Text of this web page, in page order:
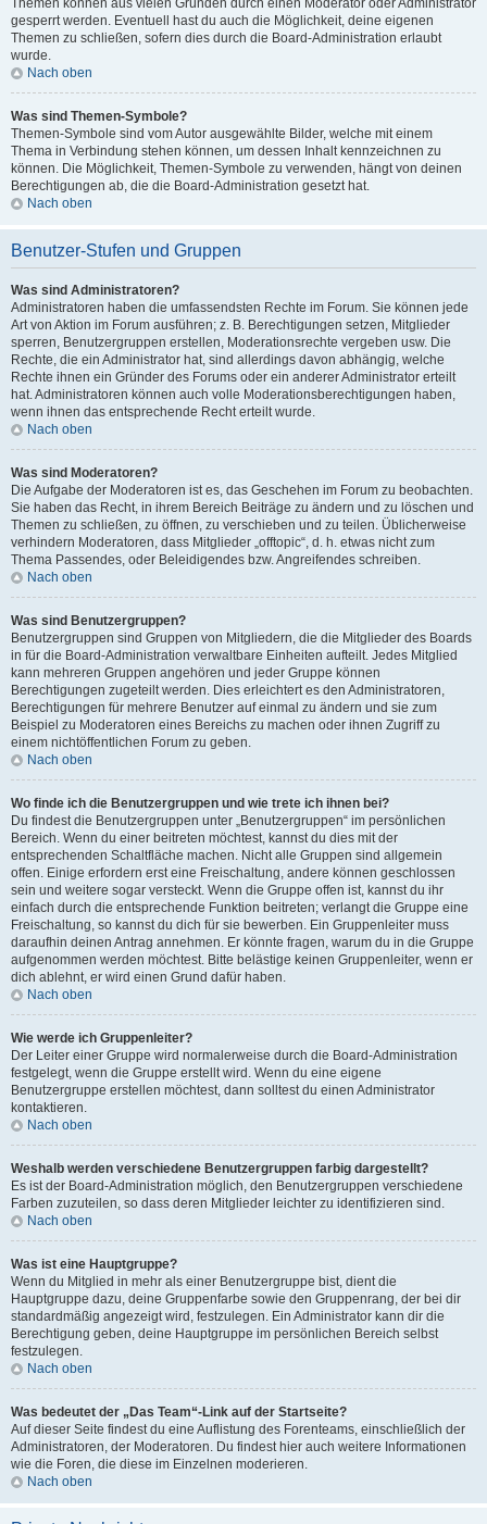
Themen können aus vielen Gründen durch einen Moderator oder Administrator
gesperrt werden. Eventuell hast du auch die Möglichkeit, deine eigenen
Themen zu schließen, sofern dies durch die Board-Administration erlaubt
wurde.
Nach oben
Was sind Themen-Symbole?
Themen-Symbole sind vom Autor ausgewählte Bilder, welche mit einem
Thema in Verbindung stehen können, um dessen Inhalt kennzeichnen zu
können. Die Möglichkeit, Themen-Symbole zu verwenden, hängt von deinen
Berechtigungen ab, die die Board-Administration gesetzt hat.
Nach oben
Benutzer-Stufen und Gruppen
Was sind Administratoren?
Administratoren haben die umfassendsten Rechte im Forum. Sie können jede
Art von Aktion im Forum ausführen; z. B. Berechtigungen setzen, Mitglieder
sperren, Benutzergruppen erstellen, Moderationsrechte vergeben usw. Die
Rechte, die ein Administrator hat, sind allerdings davon abhängig, welche
Rechte ihnen ein Gründer des Forums oder ein anderer Administrator erteilt
hat. Administratoren können auch volle Moderationsberechtigungen haben,
wenn ihnen das entsprechende Recht erteilt wurde.
Nach oben
Was sind Moderatoren?
Die Aufgabe der Moderatoren ist es, das Geschehen im Forum zu beobachten.
Sie haben das Recht, in ihrem Bereich Beiträge zu ändern und zu löschen und
Themen zu schließen, zu öffnen, zu verschieben und zu teilen. Üblicherweise
verhindern Moderatoren, dass Mitglieder „offtopic“, d. h. etwas nicht zum
Thema Passendes, oder Beleidigendes bzw. Angreifendes schreiben.
Nach oben
Was sind Benutzergruppen?
Benutzergruppen sind Gruppen von Mitgliedern, die die Mitglieder des Boards
in für die Board-Administration verwaltbare Einheiten aufteilt. Jedes Mitglied
kann mehreren Gruppen angehören und jeder Gruppe können
Berechtigungen zugeteilt werden. Dies erleichtert es den Administratoren,
Berechtigungen für mehrere Benutzer auf einmal zu ändern und sie zum
Beispiel zu Moderatoren eines Bereichs zu machen oder ihnen Zugriff zu
einem nichtöffentlichen Forum zu geben.
Nach oben
Wo finde ich die Benutzergruppen und wie trete ich ihnen bei?
Du findest die Benutzergruppen unter „Benutzergruppen“ im persönlichen
Bereich. Wenn du einer beitreten möchtest, kannst du dies mit der
entsprechenden Schaltfläche machen. Nicht alle Gruppen sind allgemein
offen. Einige erfordern erst eine Freischaltung, andere können geschlossen
sein und weitere sogar versteckt. Wenn die Gruppe offen ist, kannst du ihr
einfach durch die entsprechende Funktion beitreten; verlangt die Gruppe eine
Freischaltung, so kannst du dich für sie bewerben. Ein Gruppenleiter muss
daraufhin deinen Antrag annehmen. Er könnte fragen, warum du in die Gruppe
aufgenommen werden möchtest. Bitte belästige keinen Gruppenleiter, wenn er
dich ablehnt, er wird einen Grund dafür haben.
Nach oben
Wie werde ich Gruppenleiter?
Der Leiter einer Gruppe wird normalerweise durch die Board-Administration
festgelegt, wenn die Gruppe erstellt wird. Wenn du eine eigene
Benutzergruppe erstellen möchtest, dann solltest du einen Administrator
kontaktieren.
Nach oben
Weshalb werden verschiedene Benutzergruppen farbig dargestellt?
Es ist der Board-Administration möglich, den Benutzergruppen verschiedene
Farben zuzuteilen, so dass deren Mitglieder leichter zu identifizieren sind.
Nach oben
Was ist eine Hauptgruppe?
Wenn du Mitglied in mehr als einer Benutzergruppe bist, dient die
Hauptgruppe dazu, deine Gruppenfarbe sowie den Gruppenrang, der bei dir
standardmäßig angezeigt wird, festzulegen. Ein Administrator kann dir die
Berechtigung geben, deine Hauptgruppe im persönlichen Bereich selbst
festzulegen.
Nach oben
Was bedeutet der „Das Team“-Link auf der Startseite?
Auf dieser Seite findest du eine Auflistung des Forenteams, einschließlich der
Administratoren, der Moderatoren. Du findest hier auch weitere Informationen
wie die Foren, die diese im Einzelnen moderieren.
Nach oben